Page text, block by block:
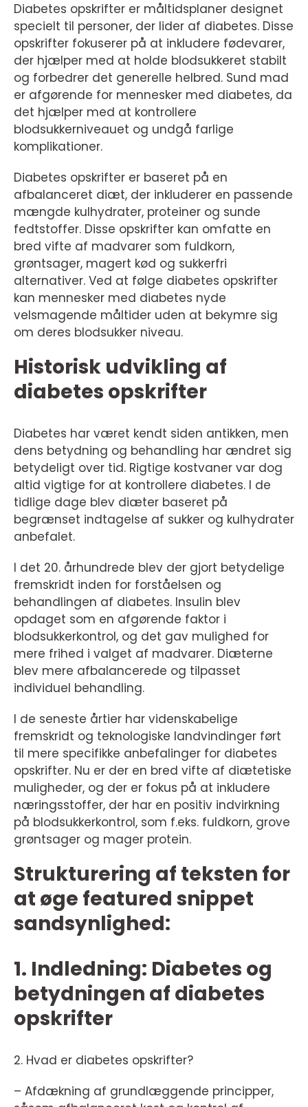
Diabetes opskrifter er måltidsplaner designet
specielt til personer, der lider af diabetes. Disse
opskrifter fokuserer på at inkludere fødevarer,
der hjælper med at holde blodsukkeret stabilt
og forbedrer det generelle helbred. Sund mad
er afgørende for mennesker med diabetes, da
det hjælper med at kontrollere
blodsukkerniveauet og undgå farlige
komplikationer.
Diabetes opskrifter er baseret på en
afbalanceret diæt, der inkluderer en passende
mængde kulhydrater, proteiner og sunde
fedtstoffer. Disse opskrifter kan omfatte en
bred vifte af madvarer som fuldkorn,
grøntsager, magert kød og sukkerfri
alternativer. Ved at følge diabetes opskrifter
kan mennesker med diabetes nyde
velsmagende måltider uden at bekymre sig
om deres blodsukker niveau.
Historisk udvikling af
diabetes opskrifter
Diabetes har været kendt siden antikken, men
dens betydning og behandling har ændret sig
betydeligt over tid. Rigtige kostvaner var dog
altid vigtige for at kontrollere diabetes. I de
tidlige dage blev diæter baseret på
begrænset indtagelse af sukker og kulhydrater
anbefalet.
I det 20. århundrede blev der gjort betydelige
fremskridt inden for forståelsen og
behandlingen af diabetes. Insulin blev
opdaget som en afgørende faktor i
blodsukkerkontrol, og det gav mulighed for
mere frihed i valget af madvarer. Diæterne
blev mere afbalancerede og tilpasset
individuel behandling.
I de seneste årtier har videnskabelige
fremskridt og teknologiske landvindinger ført
til mere specifikke anbefalinger for diabetes
opskrifter. Nu er der en bred vifte af diætetiske
muligheder, og der er fokus på at inkludere
næringsstoffer, der har en positiv indvirkning
på blodsukkerkontrol, som f.eks. fuldkorn, grove
grøntsager og mager protein.
Strukturering af teksten for
at øge featured snippet
sandsynlighed:
1. Indledning: Diabetes og
betydningen af diabetes
opskrifter
2. Hvad er diabetes opskrifter?
– Afdækning af grundlæggende principper,